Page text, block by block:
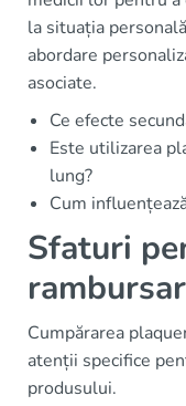
la situația
abordare
asociate.
Ce efecte
Este utilizarea
lung?
Cum
Sfaturi
Cumpărarea
atenții specifice
produsului.